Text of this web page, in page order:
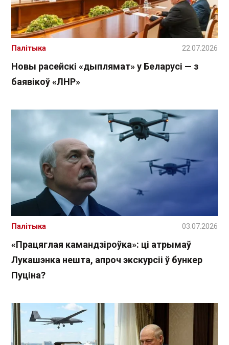
Новы расейскі «дыплямат» у Беларусі — з
баявікоў «ЛНР»
Палітыка 22.07.2026
«Працяглая камандзіроўка»: ці атрымаў
Лукашэнка нешта, апроч экскурсіі ў бункер
Пуціна?
Палітыка 03.07.2026